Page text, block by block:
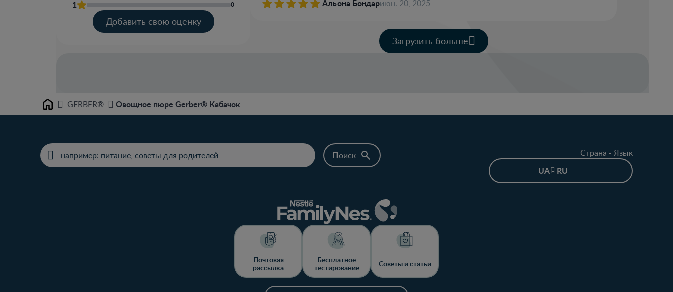
1 0
Добавить свою оценку
Альона Бондариюн. 20, 2025
Загрузить больше
Home GERBER® Овощное пюре Gerber® Кабачок
Страна - Язык
UA - RU
Почтовая
рассылка
Бесплатное
тестирование
Советы и статьи